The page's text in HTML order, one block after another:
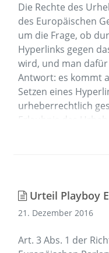
Die Rechte des
des Europäischen
um die Frage, ob
Hyperlinks gegen
wird, und man
Antwort: es kommt
Setzen eines
urheberrechtlich
Erlaubnis des
Urteil Playboy
21. Dezember 2016
Art. 3 Abs. 1 der